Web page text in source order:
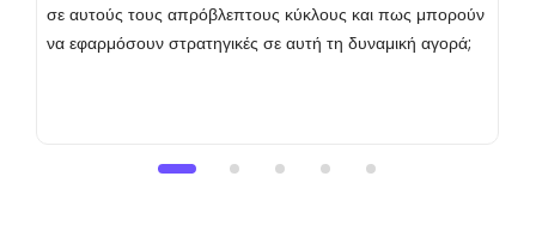
σε αυτούς τους απρόβλεπτους κύκλους και πως μπορούν
να εφαρμόσουν στρατηγικές σε αυτή τη δυναμική αγορά;